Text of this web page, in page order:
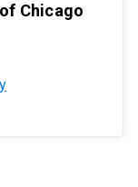
Chicago